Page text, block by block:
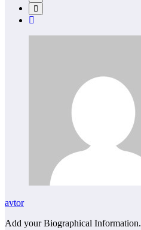
avtor
Add your Biographical Information.